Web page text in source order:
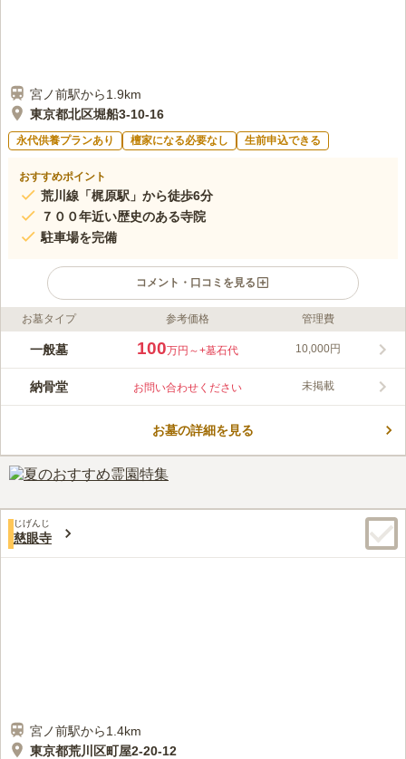
宮ノ前駅から1.9km
東京都北区堀船3-10-16
永代供養プランあり 檀家になる必要なし 生前申込できる
おすすめポイント
荒川線「梶原駅」から徒歩6分
７００年近い歴史のある寺院
駐車場を完備
コメント・口コミを見る
ライフドット編集部のコメント
都電荒川線「梶原」から徒歩7分程と、歩いてお参りできるアク
１３３９年のものがあります。園内は、風通しが良く陽当たり良
好でつつじ、ハス、桜などの四季折々の花々が咲き誇ります。ま
この霊園はまだ誰からも評価されていません。
お墓タイプ 参考価格 管理費
一般墓 100万円～+墓石代 10,000円
納骨堂 お問い合わせください 未掲載
お墓の詳細を見る
じげんじ
慈眼寺
宮ノ前駅から1.4km
東京都荒川区町屋2-20-12